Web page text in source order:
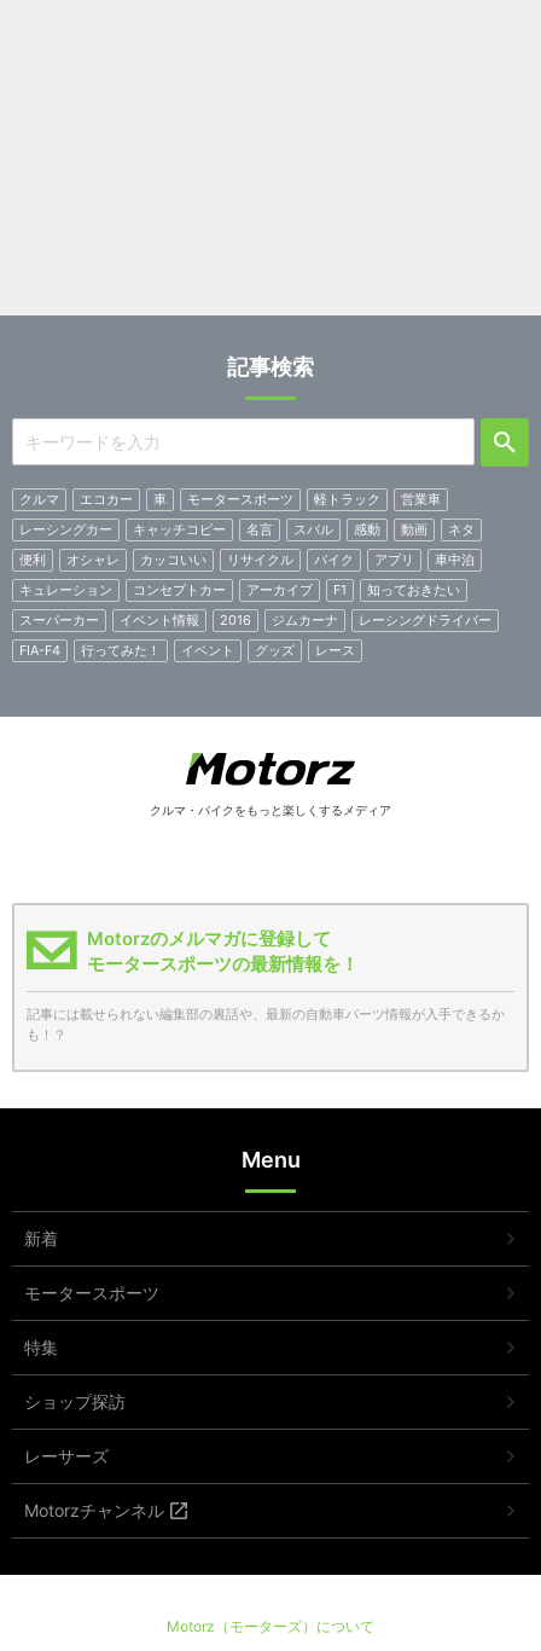
記事検索
クルマ エコカー 車 モータースポーツ 軽トラック
営業車
レーシングカー
キャッチコピー 名言 スバル 感動 動画
ネタ
便利
オシャレ カッコいい リサイクル バイク アプリ
車中泊
キュレーション
コンセプトカー アーカイブ F1
知っておきたい
スーパーカー
イベント情報 2016 ジムカーナ
レーシングドライバー
FIA-F4
行ってみた！ イベント グッズ レース
クルマ・バイクをもっと楽しくするメディア
Motorzのメルマガに登録して
モータースポーツの最新情報を！
記事には載せられない編集部の裏話や、最新の自動車パーツ情報が入手できるか
も！？
Menu
新着
モータースポーツ
特集
ショップ探訪
レーサーズ
Motorzチャンネル
Motorz（モーターズ）について